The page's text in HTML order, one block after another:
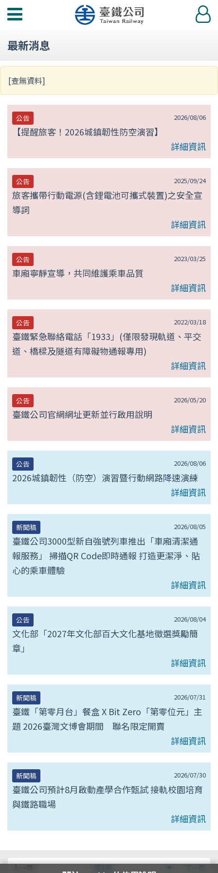
功
選
登
入
最新消息
[查無資料]
2026/08/06
公告
【提醒旅客！2026城鎮韌性防空演習】
詳細資訊
2025/09/24
公告
旅客攜帶行動電源(含鋰電池可攜式裝置)之安全宣
導詞
詳細資訊
2023/03/25
公告
車廂寧靜宣導，共同維護乘車品質
詳細資訊
2022/03/18
公告
臺鐵緊急聯絡電話「1933」(僅限發現軌道、平交
道、橋樑及隧道有障礙物通報專用)
詳細資訊
2026/05/20
公告
臺鐵公司官網網址更新並行啟用說明
詳細資訊
2026/08/06
公告
2026城鎮韌性（防空）演習暨行動網路降速演練
詳細資訊
2026/08/05
新聞稿
臺鐵公司3000型新自強號列車推出「車廂清潔通
報服務」 掃描QR Code即時通報 打造更潔淨、貼
心的乘車體驗
詳細資訊
2026/08/04
公告
文化部「2027年文化部百大文化基地徵選獎勵簡
章」
詳細資訊
2026/07/31
新聞稿
臺鐵「第零月台」餐盒 X Bit Zero「第零位元」主
題 2026臺灣文博會期間 聯名限定開賣
詳細資訊
2026/07/30
新聞稿
臺鐵公司預計8月啟動產學合作甄試 接軌校園培育
與鐵路職場
詳細資訊
上一頁 第
第1頁
下一頁